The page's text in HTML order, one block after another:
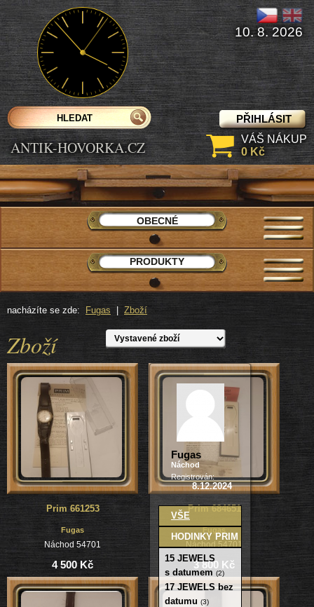
nacházíte se zde: Fugas Zboží
Zboží
Fugas
Náchod
Registrován:
8.12.2024
VŠE
HODINKY PRIM
15 JEWELS
s datumem (2)
17 JEWELS bez
datumu (3)
Prim 661253
Fugas
Náchod 54701
4 500 Kč
Prim 684651
Fugas
Náchod 54701
3 800 Kč
ANTIK-HOVORKA.CZ
PŘIHLÁSIT
10. 8. 2026
VÁŠ NÁKUP
0 Kč
OBECNÉ
PRODUKTY